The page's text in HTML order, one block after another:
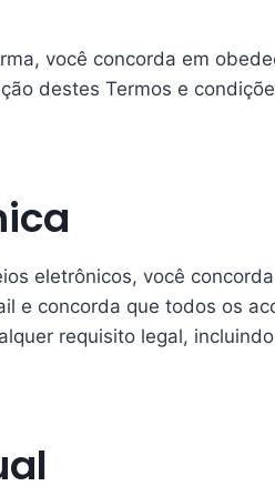
você concorda em
destes Termos e
eletrônicos, você
e concorda que todos os
requisito legal,